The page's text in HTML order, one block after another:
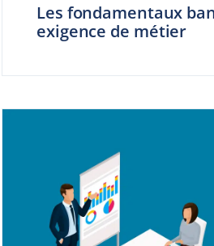
Les fondamentaux
exigence de métier